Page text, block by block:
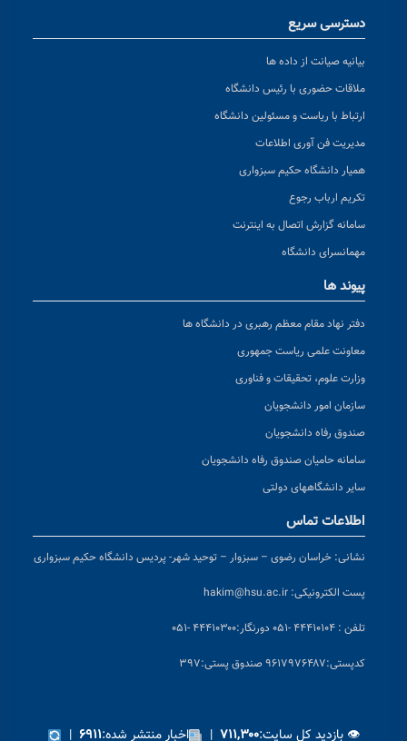
دسترسی سریع
بیانیه صیانت از داده ها
ملاقات حضوری با رئیس دانشگاه
ارتباط با ریاست و مسئولین دانشگاه
مدیریت فن آوری اطلاعات
همیار دانشگاه حکیم سبزواری
تکریم ارباب رجوع
سامانه گزارش اتصال به اینترنت
مهمانسرای دانشگاه
پیوند ها
دفتر نهاد مقام معظم رهبری در دانشگاه ها
معاونت علمی ریاست جمهوری
وزارت علوم، تحقیقات و فناوری
سازمان امور دانشجویان
صندوق رفاه دانشجویان
سامانه حامیان صندوق رفاه دانشجویان
سایر دانشگاههای دولتی
اطلاعات تماس
نشانی: خراسان رضوی – سبزوار – توحید شهر- پردیس دانشگاه حکیم سبزواری
پست الکترونیکی: hakim@hsu.ac.ir
تلفن : ۴۴۴۱۰۱۰۴ -۰۵۱ دورنگار:۴۴۴۱۰۳۰۰ -۰۵۱
کدپستی:۹۶۱۷۹۷۶۴۸۷ صندوق پستی:۳۹۷
👁 بازدید کل سایت:۷۱۱,۳۰۰| اخبار منتشر شده:۶۹۱۱ |